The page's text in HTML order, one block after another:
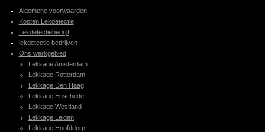
Algemene voorwaarden
Kosten Lekdetectie
Lekdetectiebedrijf
lekdetectie bedrijven
Ons werkgebied
Lekkage Amsterdam
Lekkage Rotterdam
Lekkage Den Haag
Lekkage Enschede
Lekkage Westland
Lekkage Leiden
Lekkage Hoofddorp